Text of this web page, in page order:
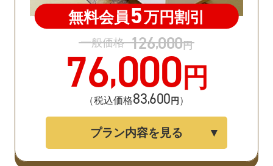
無料会員 5万円割引
一般価格 126,000円
76,000 円
（税込価格83,600 円 ）
プラン内容を見る